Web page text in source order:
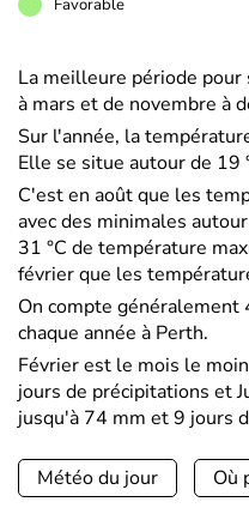
La meilleure période
à mars et de novembre à
Sur l'année, la
Elle se situe autour de 19
C'est en août que les
avec des minimales
31 °C de température
février que les
On compte
chaque année à Perth.
Février est le mois le
jours de précipitations et
jusqu'à 74 mm et 9 jours
Météo du jour Où